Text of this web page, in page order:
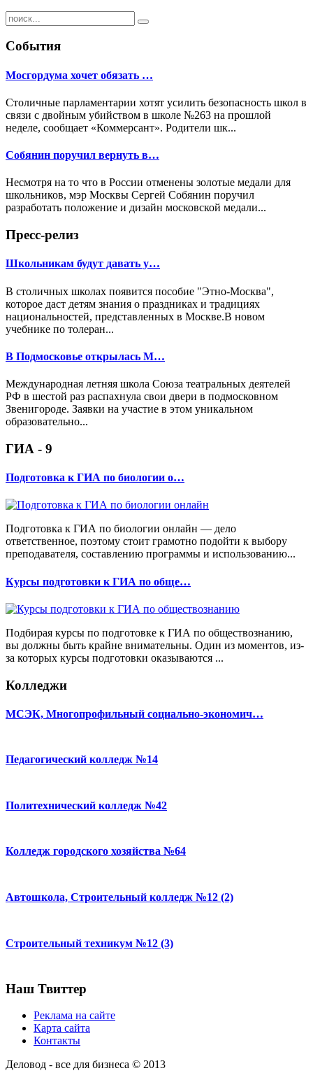
События
Мосгордума хочет обязать …
Столичные парламентарии хотят усилить безопасность школ в
связи с двойным убийством в школе №263 на прошлой
неделе, сообщает «Коммерсант». Родители шк...
Собянин поручил вернуть в…
Несмотря на то что в России отменены золотые медали для
школьников, мэр Москвы Сергей Собянин поручил
разработать положение и дизайн московской медали...
Пресс-релиз
Школьникам будут давать у…
В столичных школах появится пособие "Этно-Москва",
которое даст детям знания о праздниках и традициях
национальностей, представленных в Москве.В новом
учебнике по толеран...
В Подмосковье открылась М…
Международная летняя школа Союза театральных деятелей
РФ в шестой раз распахнула свои двери в подмосковном
Звенигороде. Заявки на участие в этом уникальном
образовательно...
ГИА - 9
Подготовка к ГИА по биологии о…
Подготовка к ГИА по биологии онлайн — дело
ответственное, поэтому стоит грамотно подойти к выбору
преподавателя, составлению программы и использованию...
Курсы подготовки к ГИА по обще…
Подбирая курсы по подготовке к ГИА по обществознанию,
вы должны быть крайне внимательны. Один из моментов, из-
за которых курсы подготовки оказываются ...
Колледжи
МСЭК, Многопрофильный социально-экономич…
Педагогический колледж №14
Политехнический колледж №42
Колледж городского хозяйства №64
Автошкола, Строительный колледж №12 (2)
Строительный техникум №12 (3)
Наш Твиттер
Реклама на сайте
Карта сайта
Контакты
Деловод - все для бизнеса © 2013